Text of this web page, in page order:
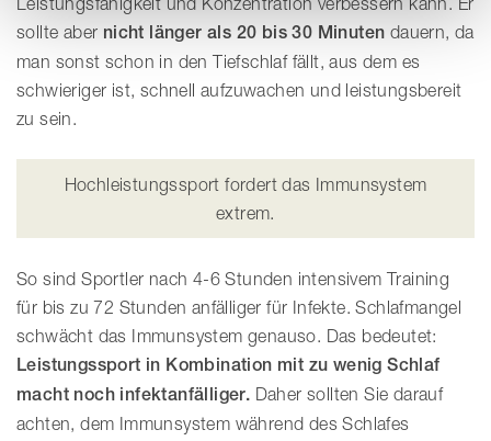
sollte aber nicht länger als 20 bis 30 Minuten dauern, da
man sonst schon in den Tiefschlaf fällt, aus dem es
schwieriger ist, schnell aufzuwachen und leistungsbereit
zu sein.
Hochleistungssport fordert das Immunsystem
extrem.
So sind Sportler nach 4-6 Stunden intensivem Training
für bis zu 72 Stunden anfälliger für Infekte. Schlafmangel
schwächt das Immunsystem genauso. Das bedeutet:
Leistungssport in Kombination mit zu wenig Schlaf
macht noch infektanfälliger. Daher sollten Sie darauf
achten, dem Immunsystem während des Schlafes